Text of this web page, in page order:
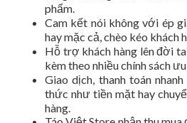
phẩm.
Cam kết nói không với ép
hay mặc cả, chèo kéo khách
Hỗ trợ khách hàng lên đời
kèm theo nhiều chính sách
Giao dịch, thanh toán
thức như tiền mặt hay
hàng.